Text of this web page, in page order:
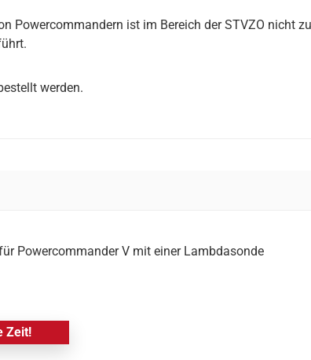
Powercommandern ist im Bereich der STVZO nicht
werden.
Zeit!